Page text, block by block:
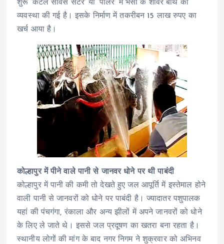
शुरू ‘कैटल सर्विस सेंटर’ या ‘पार्लर’ में भैसों के शॉवर बाथ की
व्यवस्था की गई है। इसके निर्माण में तकरीबन 15 लाख रुपए का
खर्च आया है।
कोल्हापुर में पीने वाले पानी से जानवर धोने पर थी पाबंदी
कोल्हापुर में पानी की कमी तो देखते हुए जल आपूर्ति में इस्तेमाल होने
वाली पानी से जानवरों को धोने पर पाबंदी है। ज्यादातर पशुपालक
यहां की पंचगंगा, रंकाला और अन्य झीलों में अपने जानवरों को धोने
के लिए ले जाते थे। इससे जल प्रदूषण का खतरा बना रहता है।
स्थानीय लोगों की मांग के बाद नगर निगम ने शुक्रवार को अभिनव